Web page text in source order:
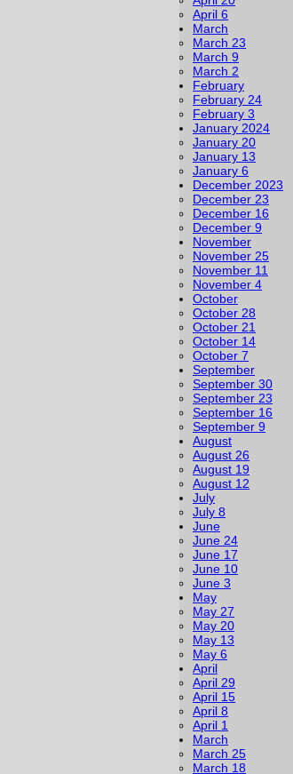
April 6
March
March 23
March 9
March 2
February
February 24
February 3
January 2024
January 20
January 13
January 6
December 2023
December 23
December 16
December 9
November
November 25
November 11
November 4
October
October 28
October 21
October 14
October 7
September
September 30
September 23
September 16
September 9
August
August 26
August 19
August 12
July
July 8
June
June 24
June 17
June 10
June 3
May
May 27
May 20
May 13
May 6
April
April 29
April 15
April 8
April 1
March
March 25
March 18